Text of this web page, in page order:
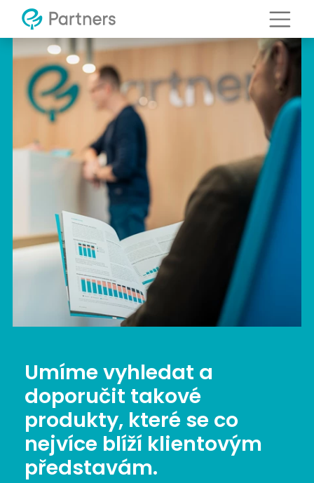
Umíme vyhledat a
doporučit takové
produkty, které se co
nejvíce blíží klientovým
představám.